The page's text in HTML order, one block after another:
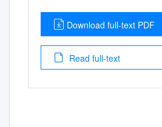
Download full-text PDF
Read full-text